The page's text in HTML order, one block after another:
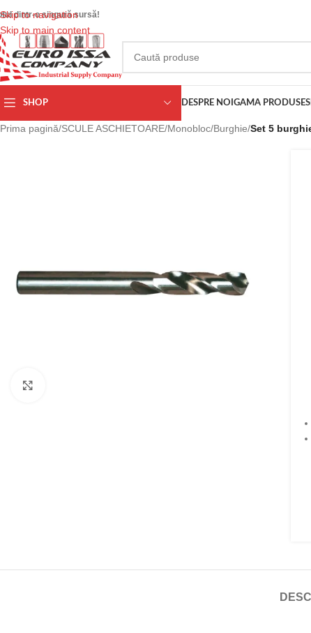
Skip to navigation
Skip to main content
dintr-o singură sursă!
SHOP DESPRE NOI GAMA PRODUSE
Prima pagină/SCULE ASCHIETOARE/Monobloc/Burghie/Set 5